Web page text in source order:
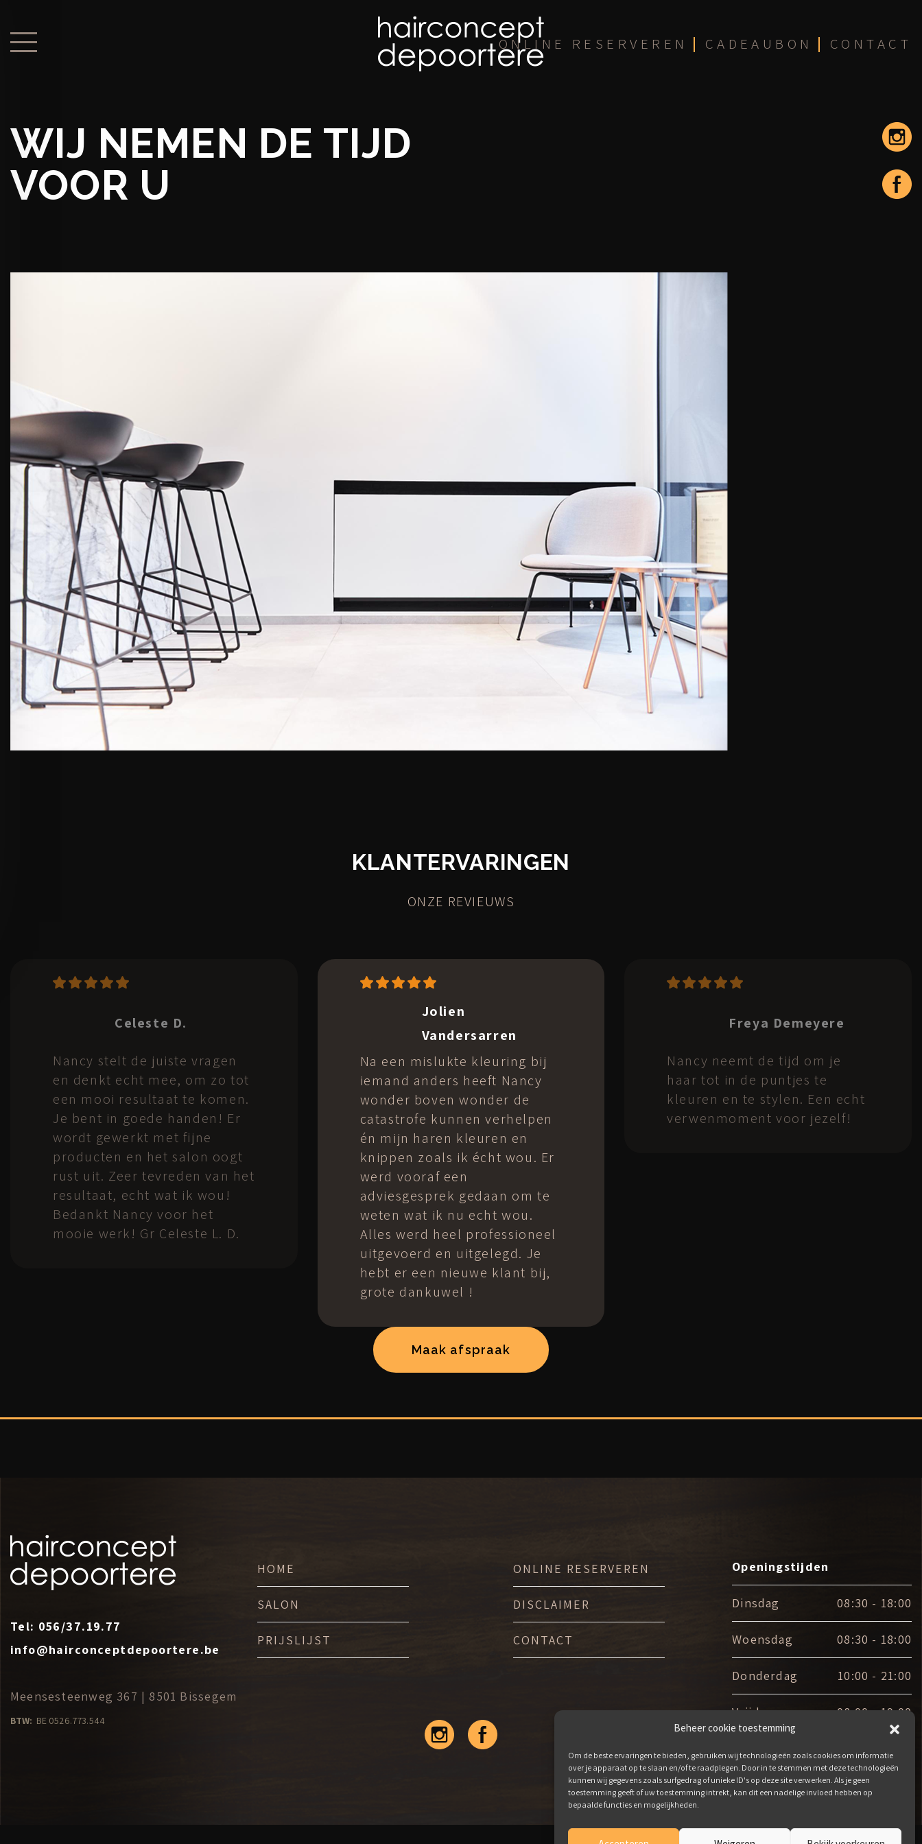
Beheer cookie toestemming
Om de beste ervaringen te bieden, gebruiken wij technologieën zoals cookies om informatie
over je apparaat op te slaan en/of te raadplegen. Door in te stemmen met deze technologieën
kunnen wij gegevens zoals surfgedrag of unieke ID's op deze site verwerken. Als je geen
toestemming geeft of uw toestemming intrekt, kan dit een nadelige invloed hebben op
bepaalde functies en mogelijkheden.
ONLINE RESERVEREN CADEAUBON CONTACT
WIJ NEMEN DE TIJD
VOOR U
KLANTERVARINGEN
ONZE REVIEUWS
Na een mislukte kleuring bij
iemand anders heeft Nancy
wonder boven wonder de
catastrofe kunnen verhelpen
én mijn haren kleuren en
knippen zoals ik écht wou. Er
werd vooraf een
adviesgesprek gedaan om te
weten wat ik nu echt wou.
Alles werd heel professioneel
Nancy neemt de tijd om je
haar tot in de puntjes te
kleuren en te stylen. Een echt
verwenmoment voor jezelf!
Celeste D.
Nancy stelt de juiste vragen
en denkt echt mee, om zo tot
een mooi resultaat te komen.
Je bent in goede handen! Er
Maak afspraak
Tel: 056/37.19.77
info@hairconceptdepoortere.be
Meensesteenweg 367 | 8501 Bissegem
BTW: BE 0526.773.544
HOME
SALON
PRIJSLIJST
ONLINE RESERVEREN
DISCLAIMER
CONTACT
Openingstijden
Dinsdag 08:30 - 18:00
Woensdag 08:30 - 18:00
Donderdag 10:00 - 21:00
Vrijdag 08:00 - 19:00
08:00 - 14:00